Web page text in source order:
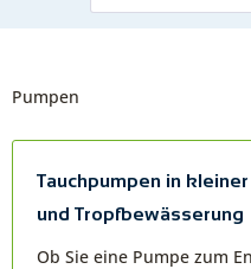
Pumpen
Tauchpumpen in
und Tropfbewässerung
Ob Sie eine Pumpe zum